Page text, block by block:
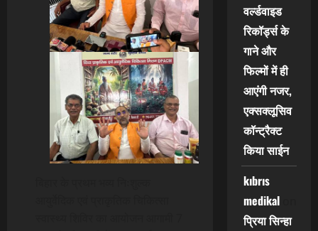
वर्ल्डवाइड
रिकॉर्ड्स के
गाने और
फिल्मों में ही
आएंगी नजर,
एक्सक्लूसिव
कॉन्ट्रैक्ट
किया साईन
kıbrıs
medikalon
प्रिया सिन्हा